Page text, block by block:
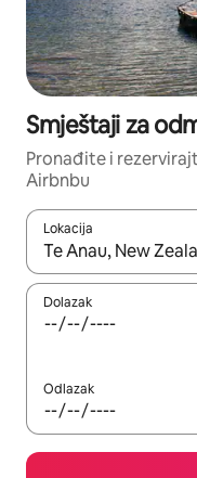
Smještaji za
Pronađite i
Airbnbu
Lokacija
Kada budu dostupni
Dolazak
Odlazak